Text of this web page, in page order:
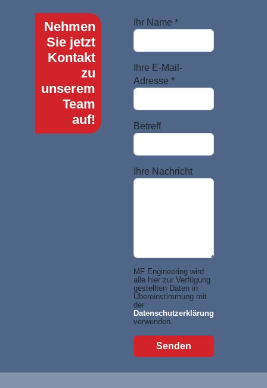
Nehmen
Sie jetzt
Kontakt
zu
unserem
Team
auf!
Ihr Name *
Ihre E-Mail-
Adresse *
Betreff
Ihre Nachricht
MF Engineering wird
alle hier zur Verfügung
gestellten Daten in
Übereinstimmung mit
der
Datenschutzerklärung
verwenden.